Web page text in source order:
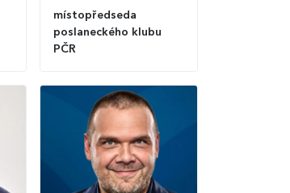
místopředseda
poslaneckého klubu
PČR